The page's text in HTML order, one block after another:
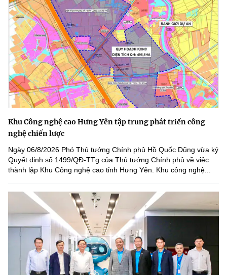
Khu Công nghệ cao Hưng Yên tập trung phát triển công
nghệ chiến lược
Ngày 06/8/2026 Phó Thủ tướng Chính phủ Hồ Quốc Dũng vừa ký
Quyết định số 1499/QĐ-TTg của Thủ tướng Chính phủ về việc
thành lập Khu Công nghệ cao tỉnh Hưng Yên. Khu công nghệ...